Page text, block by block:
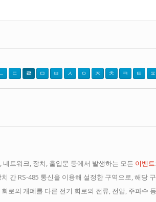
ㄷ ㄹ ㅁ ㅂ ㅅ ㅇ ㅈ ㅊ ㅋ ㅌ ㅍ
네트워크, 장치, 출입문 등에서 발생하는 모든 이벤트
치 간 RS-485 통신을 이용해 설정한 구역으로, 해당
회로의 개폐를 다른 전기 회로의 전류, 전압, 주파수